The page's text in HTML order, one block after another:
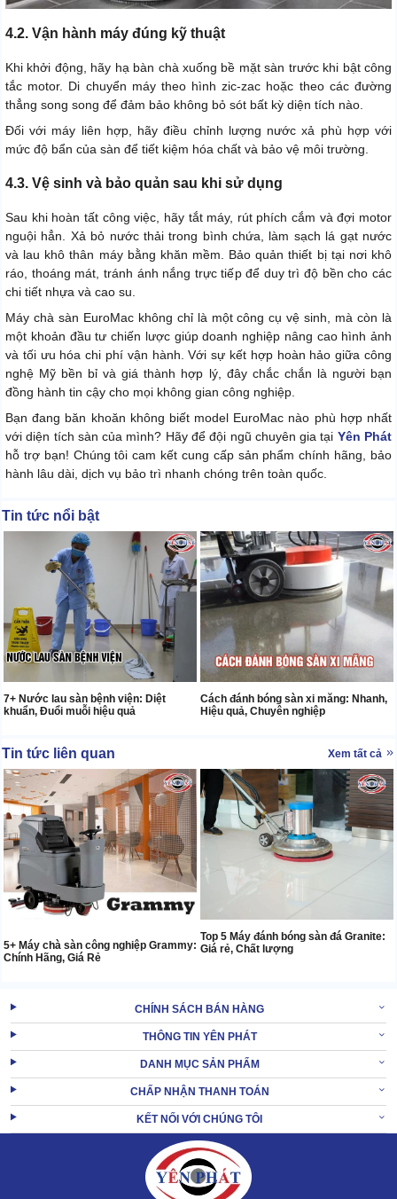
4.2. Vận hành máy đúng kỹ thuật
Khi khởi động, hãy hạ bàn chà xuống bề mặt sàn trước khi bật công
tắc motor. Di chuyển máy theo hình zic-zac hoặc theo các đường
thẳng song song để đảm bảo không bỏ sót bất kỳ diện tích nào.
Đối với máy liên hợp, hãy điều chỉnh lượng nước xả phù hợp với
mức độ bẩn của sàn để tiết kiệm hóa chất và bảo vệ môi trường.
4.3. Vệ sinh và bảo quản sau khi sử dụng
Sau khi hoàn tất công việc, hãy tắt máy, rút phích cắm và đợi motor
nguội hẳn. Xả bỏ nước thải trong bình chứa, làm sạch lá gạt nước
và lau khô thân máy bằng khăn mềm. Bảo quản thiết bị tại nơi khô
ráo, thoáng mát, tránh ánh nắng trực tiếp để duy trì độ bền cho các
chi tiết nhựa và cao su.
Máy chà sàn EuroMac không chỉ là một công cụ vệ sinh, mà còn là
một khoản đầu tư chiến lược giúp doanh nghiệp nâng cao hình ảnh
và tối ưu hóa chi phí vận hành. Với sự kết hợp hoàn hảo giữa công
nghệ Mỹ bền bỉ và giá thành hợp lý, đây chắc chắn là người bạn
đồng hành tin cậy cho mọi không gian công nghiệp.
Bạn đang băn khoăn không biết model EuroMac nào phù hợp nhất
với diện tích sàn của mình? Hãy để đội ngũ chuyên gia tại Yên Phát
hỗ trợ bạn! Chúng tôi cam kết cung cấp sản phẩm chính hãng, bảo
hành lâu dài, dịch vụ bảo trì nhanh chóng trên toàn quốc.
Tin tức nổi bật
7+ Nước lau sàn bệnh viện: Diệt
khuẩn, Đuổi muỗi hiệu quả
Cách đánh bóng sàn xi măng: Nhanh,
Hiệu quả, Chuyên nghiệp
Tin tức liên quan Xem tất cả
5+ Máy chà sàn công nghiệp Grammy:
Chính Hãng, Giá Rẻ
Top 5 Máy đánh bóng sàn đá Granite:
Giá rẻ, Chất lượng
CHÍNH SÁCH BÁN HÀNG
THÔNG TIN YÊN PHÁT
DANH MỤC SẢN PHẨM
CHẤP NHẬN THANH TOÁN
KẾT NỐI VỚI CHÚNG TÔI